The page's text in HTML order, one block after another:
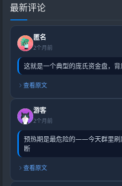
最新评论
匿名
2个月前
这就是一个典型的庞氏资金盘，
查看原文
游客
2个月前
预热期是最危险的——今天群里刷
断
查看原文